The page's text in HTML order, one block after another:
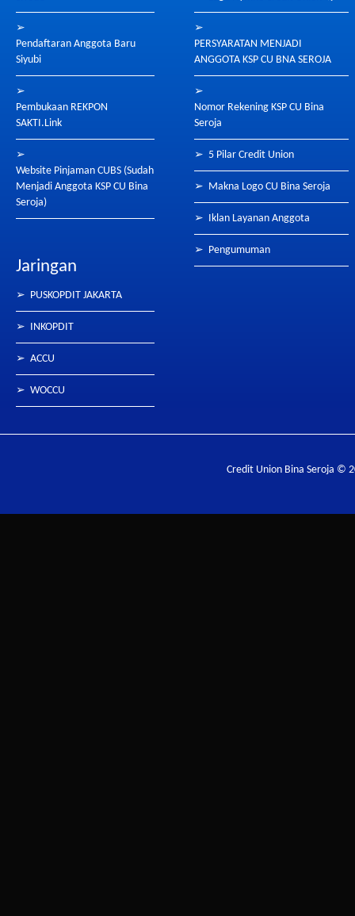
➢
Pendaftaran Anggota Baru
Siyubi
➢
Pembukaan REKPON
SAKTI.Link
➢
Website Pinjaman CUBS (Sudah
Menjadi Anggota KSP CU Bina
Seroja)
Jaringan
➢ PUSKOPDIT JAKARTA
➢ INKOPDIT
➢ ACCU
➢ WOCCU
➢
PERSYARATAN MENJADI
ANGGOTA KSP CU BNA SEROJA
➢
Nomor Rekening KSP CU Bina
Seroja
➢ 5 Pilar Credit Union
➢ Makna Logo CU Bina Seroja
➢ Iklan Layanan Anggota
➢ Pengumuman
Credit Union Bina Seroja ©